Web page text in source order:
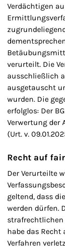
Verdächtigen
verurteilt. Die
ausschließlich
ausgetauscht
wurden. Die
erfolglos: Der
Verwertung der
(Urt. v.
Recht auf
Der Verurteilte
geltend, dass
werden dürfen.
strafrechtlichen
habe das
Verfahren